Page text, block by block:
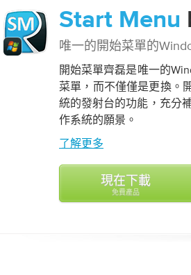
Start Menu
唯一的開始菜單的
開始菜單齊磊是唯一的
菜單，而不僅僅是更換。
統的發射台的功能，充分
作系統的願景。
了解更多
現在下載
免費產品